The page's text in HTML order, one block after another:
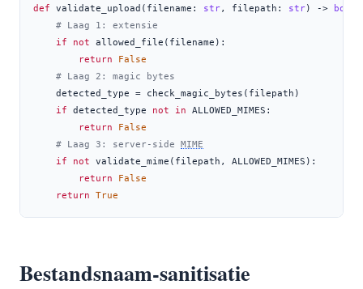
def validate_upload(filename: str, filepath: str) -> bool
# Laag 1: extensie
if
not allowed_file(filename):
return
False
# Laag 2: magic bytes
    detected_type
= check_magic_bytes(filepath)
if detected_type not in ALLOWED_MIMES:
return
False
# Laag 3: server-side MIME
if
not validate_mime(filepath, ALLOWED_MIMES):
return
False
return
True
Bestandsnaam-sanitisatie